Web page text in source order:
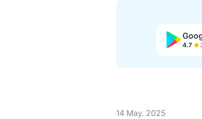
4.7
14 May. 2025